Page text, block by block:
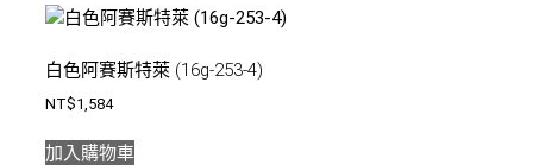
白色阿賽斯特萊 (16g-253-4)
NT$1,584
加入購物車